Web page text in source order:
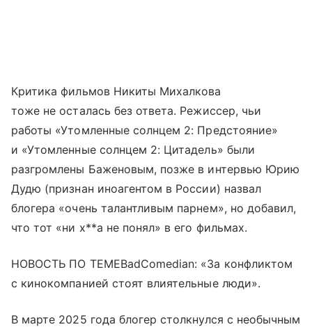
Критика фильмов Никиты Михалкова
тоже не осталась без ответа. Режиссер, чьи
работы «Утомленные солнцем 2: Предстояние»
и «Утомленные солнцем 2: Цитадель» были
разгромлены Баженовым, позже в интервью Юрию
Дудю (признан иноагентом в России) назвал
блогера «очень талантливым парнем», но добавил,
что тот «ни х**а не понял» в его фильмах.
НОВОСТЬ ПО ТЕМЕBadComedian: «За конфликтом
с кинокомпанией стоят влиятельные люди».
В марте 2025 года блогер столкнулся с необычным